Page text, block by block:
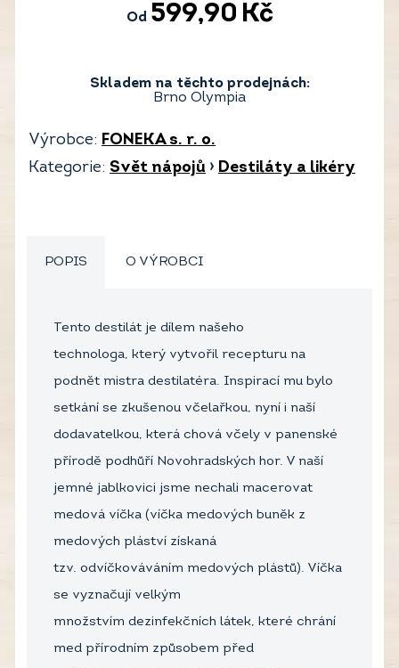
Od 599,90 Kč
Skladem na těchto prodejnách:
Brno Olympia
Výrobce: FONEKA s. r. o.
Kategorie: Svět nápojů › Destiláty a likéry
POPIS O VÝROBCI
Tento destilát je dílem našeho
technologa, který vytvořil recepturu na
podnět mistra destilatéra. Inspirací mu bylo
setkání se zkušenou včelařkou, nyní i naší
dodavatelkou, která chová včely v panenské
přírodě podhůří Novohradských hor. V naší
jemné jablkovici jsme nechali macerovat
medová víčka (víčka medových buněk z
medových pláství získaná
tzv. odvíčkováváním medových plástů). Víčka
se vyznačují velkým
množstvím dezinfekčních látek, které chrání
med přírodním způsobem před